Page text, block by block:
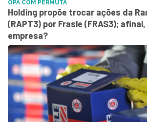
OPA COM PERMUTA
Holding propõe trocar ações da
(RAPT3) por Frasle (FRAS3);
empresa?